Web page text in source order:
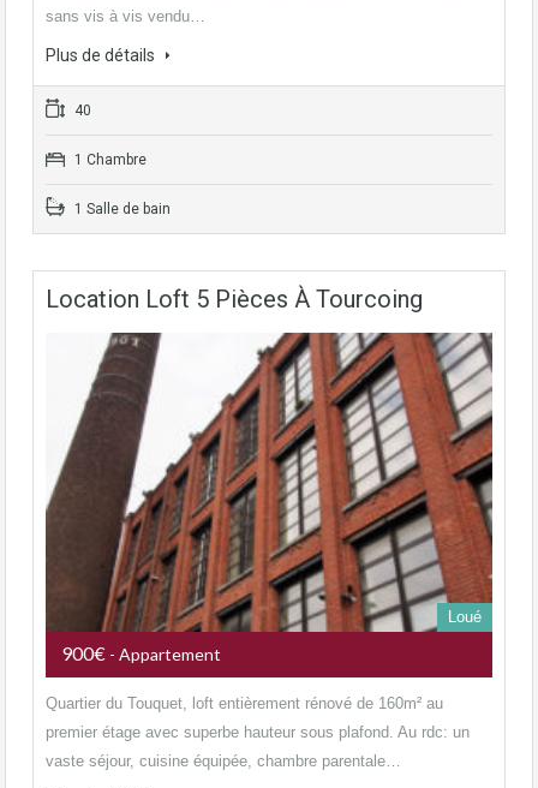
sans vis à vis vendu…
Plus de détails
40
1 Chambre
1 Salle de bain
Location Loft 5 Pièces À Tourcoing
Loué
900€ - Appartement
Quartier du Touquet, loft entièrement rénové de 160m² au
premier étage avec superbe hauteur sous plafond. Au rdc: un
vaste séjour, cuisine équipée, chambre parentale…